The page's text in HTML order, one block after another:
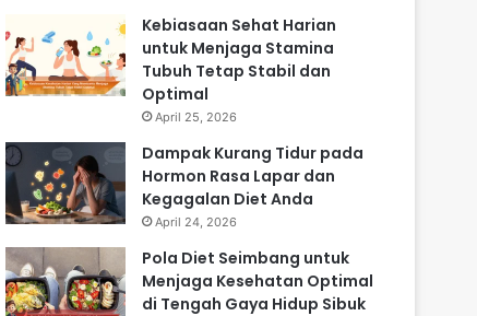
Kebiasaan Sehat Harian
untuk Menjaga Stamina
Tubuh Tetap Stabil dan
Optimal
April 25, 2026
Dampak Kurang Tidur pada
Hormon Rasa Lapar dan
Kegagalan Diet Anda
April 24, 2026
Pola Diet Seimbang untuk
Menjaga Kesehatan Optimal
di Tengah Gaya Hidup Sibuk